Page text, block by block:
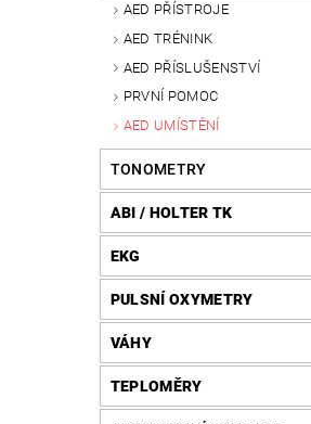
AED PŘÍSTROJE
AED TRÉNINK
AED PŘÍSLUŠENSTVÍ
PRVNÍ POMOC
AED UMÍSTĚNÍ
TONOMETRY
ABI / HOLTER TK
EKG
PULSNÍ OXYMETRY
VÁHY
TEPLOMĚRY